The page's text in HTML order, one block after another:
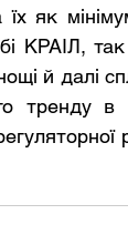
як
КРАІЛ, так
й далі
тренду в